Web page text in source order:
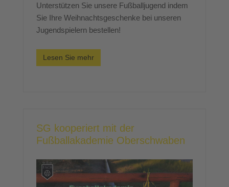
Unterstützen Sie unsere Fußballjugend indem
Sie Ihre Weihnachtsgeschenke bei unseren
Jugendspielern bestellen!
Lesen Sie mehr
SG kooperiert mit der
Fußballakademie Oberschwaben